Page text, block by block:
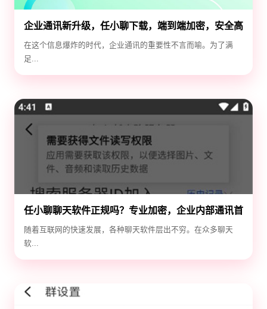
企业通讯新升级，任小聊下载，端到端加密，安全高
效！
在这个信息爆炸的时代，企业通讯的重要性不言而喻。为了满
足...
任小聊聊天软件正规吗？专业加密，企业内部通讯首
选！
随着互联网的快速发展，各种聊天软件层出不穷。在众多聊天
软...